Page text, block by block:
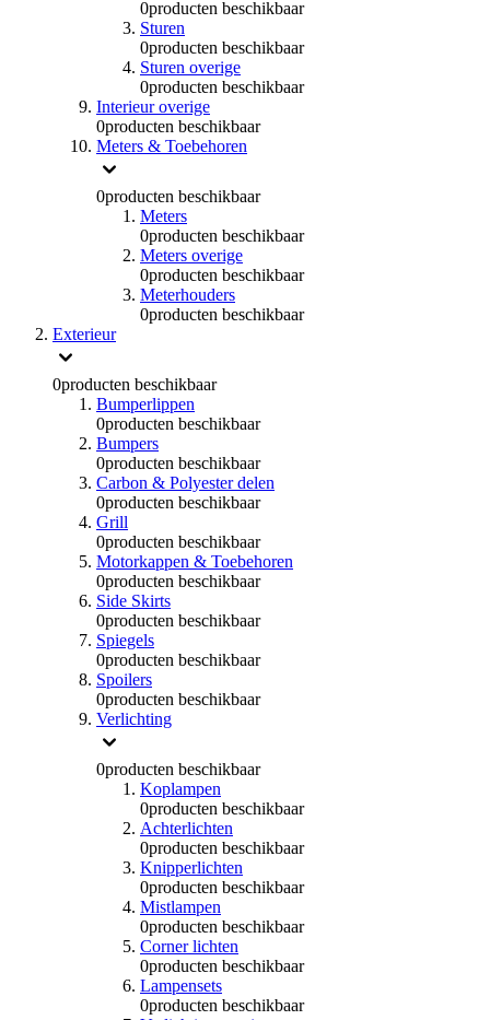
0producten beschikbaar
Sturen
0producten beschikbaar
Sturen overige
0producten beschikbaar
Interieur overige
0producten beschikbaar
Meters & Toebehoren
0producten beschikbaar
Meters
0producten beschikbaar
Meters overige
0producten beschikbaar
Meterhouders
0producten beschikbaar
Exterieur
0producten beschikbaar
Bumperlippen
0producten beschikbaar
Bumpers
0producten beschikbaar
Carbon & Polyester delen
0producten beschikbaar
Grill
0producten beschikbaar
Motorkappen & Toebehoren
0producten beschikbaar
Side Skirts
0producten beschikbaar
Spiegels
0producten beschikbaar
Spoilers
0producten beschikbaar
Verlichting
0producten beschikbaar
Koplampen
0producten beschikbaar
Achterlichten
0producten beschikbaar
Knipperlichten
0producten beschikbaar
Mistlampen
0producten beschikbaar
Corner lichten
0producten beschikbaar
Lampensets
0producten beschikbaar